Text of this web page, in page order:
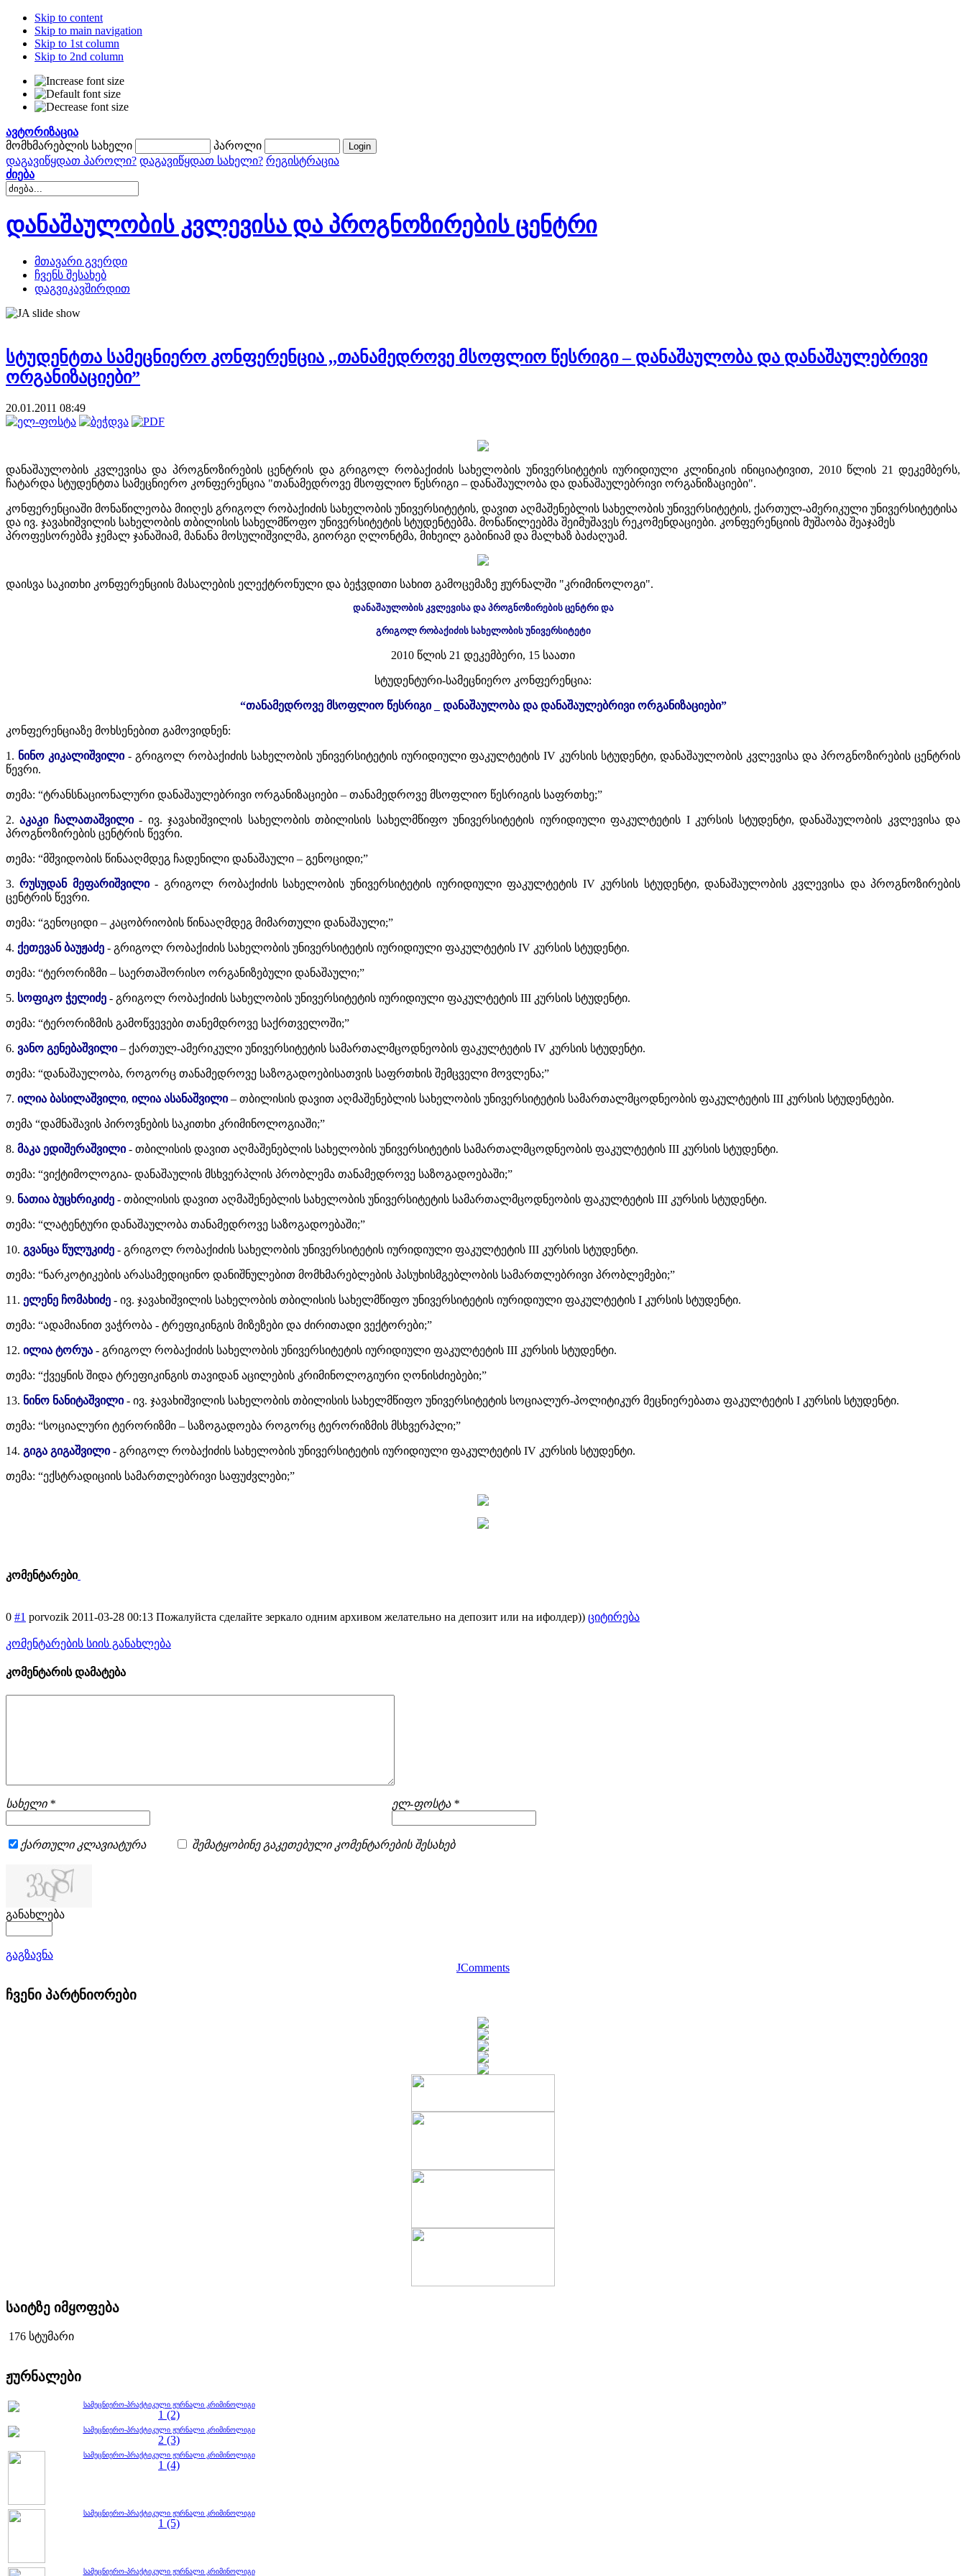
Skip to content
Skip to main navigation
Skip to 1st column
Skip to 2nd column
ავტორიზაცია
მომხმარებლის სახელი
პაროლი
დაგავიწყდათ პაროლი? დაგავიწყდათ სახელი? რეგისტრაცია
ძიება
დანაშაულობის კვლევისა და პროგნოზირების ცენტრი
მთავარი გვერდი
ჩვენს შესახებ
დაგვიკავშირდით
სტუდენტთა სამეცნიერო კონფერენცია ,,თანამედროვე მსოფლიო წესრიგი – დანაშაულობა და დანაშაულებრივი
ორგანიზაციები”
20.01.2011 08:49
დანაშაულობის კვლევისა და პროგნოზირების ცენტრის და გრიგოლ რობაქიძის სახელობის უნივერსიტეტის იურიდიული კლინიკის ინიციატივით, 2010 წლის 21 დეკემბერს,
ჩატარდა სტუდენტთა სამეცნიერო კონფერენცია "თანამედროვე მსოფლიო წესრიგი – დანაშაულობა და დანაშაულებრივი ორგანიზაციები".
კონფერენციაში მონაწილეობა მიიღეს გრიგოლ რობაქიძის სახელობის უნივერსიტეტის, დავით აღმაშენებლის სახელობის უნივერსიტეტის, ქართულ-ამერიკული უნივერსიტეტისა
და ივ. ჯავახიშვილის სახელობის თბილისის სახელმწოფო უნივერსიტეტის სტუდენტებმა. მონაწილეებმა შეიმუშავეს რეკომენდაციები. კონფერენციის მუშაობა შეაჯამეს
პროფესორებმა ჯემალ ჯანაშიამ, მანანა მოსულიშვილმა, გიორგი ღლონტმა, მიხეილ გაბინიამ და მალხაზ ბაძაღუამ.
დაისვა საკითხი კონფერენციის მასალების ელექტრონული და ბეჭვდითი სახით გამოცემაზე ჟურნალში "კრიმინოლოგი".
დანაშაულობის კვლევისა და პროგნოზირების ცენტრი და
გრიგოლ რობაქიძის სახელობის უნივერსიტეტი
2010 წლის 21 დეკემბერი, 15 საათი
სტუდენტური-სამეცნიერო კონფერენცია:
“თანამედროვე მსოფლიო წესრიგი _ დანაშაულობა და დანაშაულებრივი ორგანიზაციები”
კონფერენციაზე მოხსენებით გამოვიდნენ:
1. ნინო კიკალიშვილი- გრიგოლ რობაქიძის სახელობის უნივერსიტეტის იურიდიული ფაკულტეტის IV კურსის სტუდენტი, დანაშაულობის კვლევისა და პროგნოზირების ცენტრის
წევრი.
თემა: “ტრანსნაციონალური დანაშაულებრივი ორგანიზაციები – თანამედროვე მსოფლიო წესრიგის საფრთხე;”
2.აკაკი ჩალათაშვილი- ივ. ჯავახიშვილის სახელობის თბილისის სახელმწიფო უნივერსიტეტის იურიდიული ფაკულტეტის I კურსის სტუდენტი, დანაშაულობის კვლევისა და
პროგნოზირების ცენტრის წევრი.
თემა: “მშვიდობის წინააღმდეგ ჩადენილი დანაშაული – გენოციდი;”
3.რუსუდან მეფარიშვილი- გრიგოლ რობაქიძის სახელობის უნივერსიტეტის იურიდიული ფაკულტეტის IV კურსის სტუდენტი, დანაშაულობის კვლევისა და პროგნოზირების
ცენტრის წევრი.
თემა: “გენოციდი – კაცობრიობის წინააღმდეგ მიმართული დანაშაული;”
4. ქეთევან ბაუჟაძე - გრიგოლ რობაქიძის სახელობის უნივერსიტეტის იურიდიული ფაკულტეტის IV კურსის სტუდენტი.
თემა: “ტერორიზმი – საერთაშორისო ორგანიზებული დანაშაული;”
5. სოფიკო ჭელიძე - გრიგოლ რობაქიძის სახელობის უნივერსიტეტის იურიდიული ფაკულტეტის III კურსის სტუდენტი.
თემა: “ტერორიზმის გამოწვევები თანემდროვე საქრთველოში;”
6. ვანო გენებაშვილი– ქართულ-ამერიკული უნივერსიტეტის სამართალმცოდნეობის ფაკულტეტის IV კურსის სტუდენტი.
თემა: “დანაშაულობა, როგორც თანამედროვე საზოგადოებისათვის საფრთხის შემცველი მოვლენა;”
7. ილია ბასილაშვილი, ილია ასანაშვილი– თბილისის დავით აღმაშენებლის სახელობის უნივერსიტეტის სამართალმცოდნეობის ფაკულტეტის III კურსის სტუდენტები.
თემა “დამნაშავის პიროვნების საკითხი კრიმინოლოგიაში;”
8. მაკა ედიშერაშვილი- თბილისის დავით აღმაშენებლის სახელობის უნივერსიტეტის სამართალმცოდნეობის ფაკულტეტის III კურსის სტუდენტი.
თემა: “ვიქტიმოლოგია- დანაშაულის მსხვერპლის პრობლემა თანამედროვე საზოგადოებაში;”
9. ნათია ბუცხრიკიძე - თბილისის დავით აღმაშენებლის სახელობის უნივერსიტეტის სამართალმცოდნეობის ფაკულტეტის III კურსის სტუდენტი.
თემა: “ლატენტური დანაშაულობა თანამედროვე საზოგადოებაში;”
10. გვანცა წულუკიძე - გრიგოლ რობაქიძის სახელობის უნივერსიტეტის იურიდიული ფაკულტეტის III კურსის სტუდენტი.
თემა: “ნარკოტიკების არასამედიცინო დანიშნულებით მომხმარებლების პასუხისმგებლობის სამართლებრივი პრობლემები;”
11. ელენე ჩომახიძე - ივ. ჯავახიშვილის სახელობის თბილისის სახელმწიფო უნივერსიტეტის იურიდიული ფაკულტეტის I კურსის სტუდენტი.
თემა: “ადამიანით ვაჭრობა - ტრეფიკინგის მიზეზები და ძირითადი ვექტორები;”
12. ილია ტორუა - გრიგოლ რობაქიძის სახელობის უნივერსიტეტის იურიდიული ფაკულტეტის III კურსის სტუდენტი.
თემა: “ქვეყნის შიდა ტრეფიკინგის თავიდან აცილების კრიმინოლოგიური ღონისძიებები;”
13. ნინო ნანიტაშვილი- ივ. ჯავახიშვილის სახელობის თბილისის სახელმწიფო უნივერსიტეტის სოციალურ-პოლიტიკურ მეცნიერებათა ფაკულტეტის I კურსის სტუდენტი.
თემა: “სოციალური ტერორიზმი – საზოგადოება როგორც ტერორიზმის მსხვერპლი;”
14. გიგა გიგაშვილი- გრიგოლ რობაქიძის სახელობის უნივერსიტეტის იურიდიული ფაკულტეტის IV კურსის სტუდენტი.
თემა: “ექსტრადიციის სამართლებრივი საფუძვლები;”
კომენტარები
0 #1 porvozik 2011-03-28 00:13 Пожалуйста сделайте зеркало одним архивом желательно на депозит или на ифолдер)) ციტირება
კომენტარების სიის განახლება
კომენტარის დამატება
სახელი * ელ-ფოსტა *
ქართული კლავიატურა შემატყობინე გაკეთებული კომენტარების შესახებ
განახლება
გაგზავნა
JComments
ჩვენი პარტნიორები
საიტზე იმყოფება
176 სტუმარი
ჟურნალები
სამეცნიერო-პრაქტიკული ჟურნალი კრიმინოლიგი
1 (2)
სამეცნიერო-პრაქტიკული ჟურნალი კრიმინოლიგი
2 (3)
სამეცნიერო-პრაქტიკული ჟურნალი კრიმინოლიგი
1 (4)
სამეცნიერო-პრაქტიკული ჟურნალი კრიმინოლიგი
1 (5)
სამეცნიერო-პრაქტიკული ჟურნალი კრიმინოლიგი